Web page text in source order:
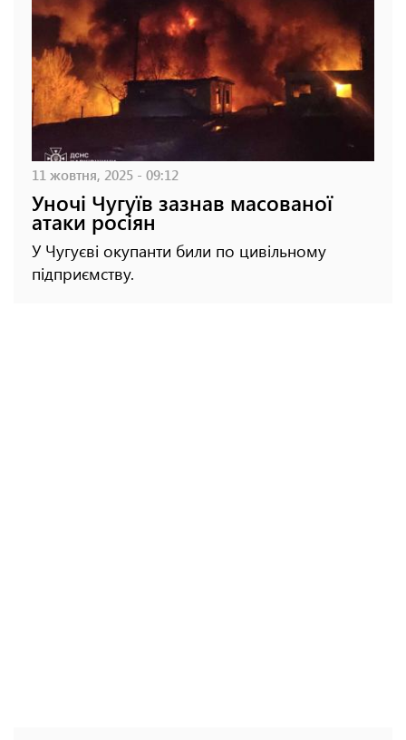
11 жовтня, 2025 - 09:12
Уночі Чугуїв зазнав масованої
атаки росіян
У Чугуєві окупанти били по цивільному
підприємству.